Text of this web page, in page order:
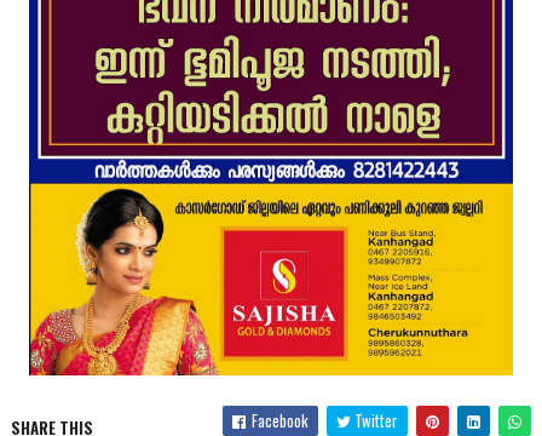
SHARE THIS Facebook Twitter